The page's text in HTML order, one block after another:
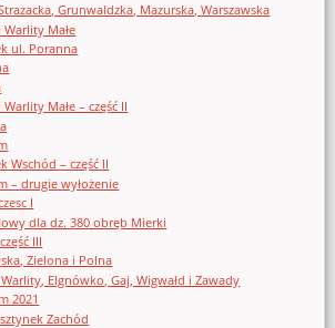
Grunwaldzka, Mazurska, Warszawska
Małe
ul. Poranna
Małe – część II
Wschód – część II
– drugie wyłożenie
I
dla dz. 380 obręb Mierki
III
Zielona i Polna
Elgnówko, Gaj, Wigwałd i Zawady
2021
Zachód